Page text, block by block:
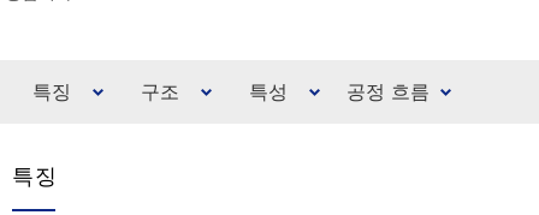
특징 구조 특성 공정 흐름
특징